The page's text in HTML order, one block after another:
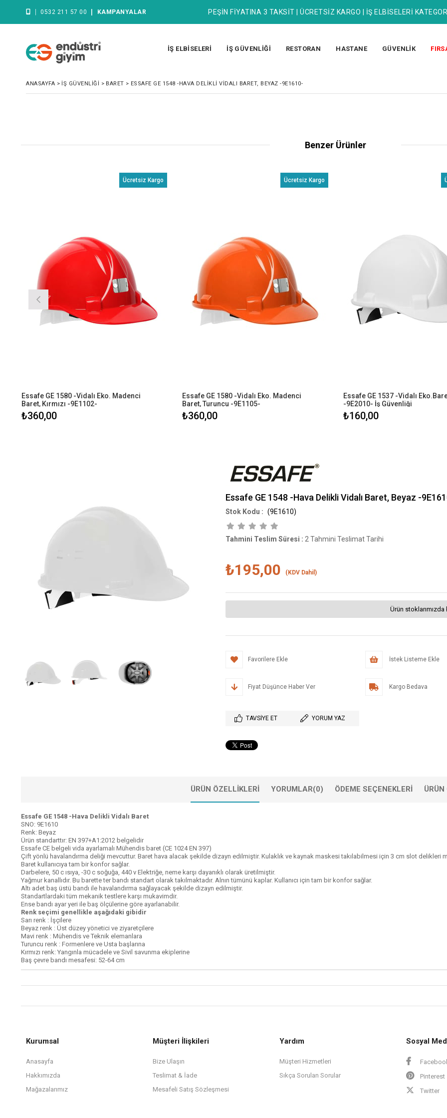
0532 211 57 00 KAMPANYALAR PEŞİN FİYATINA 3 TAKSİT | ÜCRETSİZ KARGO | İŞ ELBİSELERİ
İŞ ELBİSELERİ İŞ GÜVENLİĞİ RESTORAN HASTANE GÜVENLİK
ANASAYFA > İŞ GÜVENLİĞİ > BARET > ESSAFE GE 1548 -HAVA DELIKLI VIDALI BARET, BEYAZ -9E1610-
Benzer Ürünler
Essafe GE 1580 -Vidalı Eko. Madenci
Baret, Kırmızı -9E1102-
₺360,00
Ücretsiz Kargo
Essafe GE 1580 -Vidalı Eko. Madenci
Baret, Turuncu -9E1105-
₺360,00
Ücretsiz Kargo
Essafe GE 1537 -Vidalı
-9E2010- İş Güvenliği
₺160,00
Essafe GE 1548 -Hava Delikli Vidalı Baret, Beyaz -
(9E1610)
Tahmini Teslim Süresi : 2 Tahmini Teslimat Tarihi
₺195,00 (KDV Dahil)
Ürün stoklarımızda
Favorilere Ekle İstek Listeme Ekle
Fiyat Düşünce Haber Ver Kargo Bedava
TAVSIYE ET YORUM YAZ
ÜRÜN ÖZELLIKLERI YORUMLAR(0) ÖDEME SEÇENEKLERI ÜRÜN
Essafe GE 1548 -Hava Delikli Vidalı Baret
SNO: 9E1610
Renk: Beyaz
Ürün standarttır: EN 397+A1:2012 belgelidir
Essafe CE belgeli vida ayarlamalı Mühendis baret (CE 1024 EN 397)
Çift yönlü havalandırma deliği mevcuttur. Baret hava alacak şekilde dizayn edilmiştir. Kulaklık ve kaynak maskesi takılabilmesi için 3 cm slot delikleri
Baret kullanıcıya tam bir konfor sağlar.
Darbelere, 50 c ısıya, -30 c soğuğa, 440 v Elektriğe, neme karşı dayanıklı olarak üretilmiştir.
Yağmur kanallıdır. Bu barette ter bandı standart olarak takılmaktadır. Alnın tümünü kaplar. Kullanıcı için tam bir konfor sağlar.
Altı adet baş üstü bandı ile havalandırma sağlayacak şekilde dizayn edilmiştir.
Standartlardaki tüm mekanik testlere karşı mukavimdir.
Ense bandı ayar yeri ile baş ölçülerine göre ayarlanabilir.
Renk seçimi genellikle aşağıdaki gibidir
Sarı renk : İşçilere
Beyaz renk : Üst düzey yönetici ve ziyaretçilere
Mavi renk : Mühendis ve Teknik elemanlara
Turuncu renk : Formenlere ve Usta başlarına
Kırmızı renk: Yangınla mücadele ve Sivil savunma ekiplerine
Baş çevre bandı mesafesi: 52-64 cm
Kurumsal
Anasayfa
Hakkımızda
Mağazalarımız
Müşteri İlişkileri
Bize Ulaşın
Teslimat & İade
Mesafeli Satış Sözleşmesi
Yardım
Müşteri Hizmetleri
Sıkça Sorulan Sorular
Sosyal
Pinterest
Twitter